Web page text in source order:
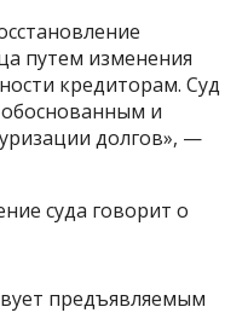
путем изменения
кредиторам. Суд
и
долгов», —
суда говорит о
предъявляемым